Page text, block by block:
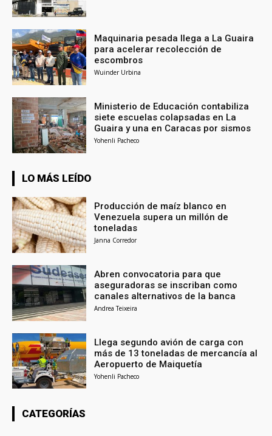
Maquinaria pesada llega a La Guaira
para acelerar recolección de
escombros
Wuinder Urbina
Ministerio de Educación contabiliza
siete escuelas colapsadas en La
Guaira y una en Caracas por sismos
Yohenli Pacheco
LO MÁS LEÍDO
Producción de maíz blanco en
Venezuela supera un millón de
toneladas
Janna Corredor
Abren convocatoria para que
aseguradoras se inscriban como
canales alternativos de la banca
Andrea Teixeira
Llega segundo avión de carga con
más de 13 toneladas de mercancía al
Aeropuerto de Maiquetía
Yohenli Pacheco
CATEGORÍAS